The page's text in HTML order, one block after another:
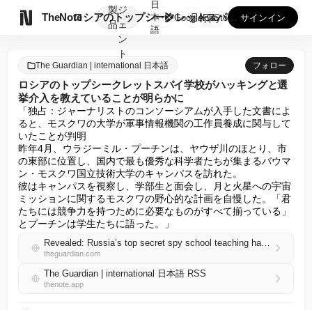
TheNote
製
品
ジ
ェ
ン
ト
ロシアのトップシークレットスパイ学校がハッキングと選挙介入を...
日
本
語
GooglePlay
AppStore サインイン
The Guardian | international 日本語 フォロー
ロシアのトップシークレットスパイ学校がハッキングと選
挙介入を教えていることが明らかに
「独占：ジャーナリストのコンソーシアムが入手した文書によ
ると、モスクワの大学が軍事情報機関の工作員養成に関与して
いたことが判明
昨年4月、ウラジーミル・プーチンは、ヤウザ川のほとり、市
の東部に位置し、国内で最も優秀な科学者たちが集まるバウマ
ン・モスクワ国立技術大学のキャンパスを訪れた。
彼はキャンパスを視察し、学部生と面会し、月と火星への宇宙
ミッションに関するモスクワの野心的な計画を自慢した。「君
たちには競争力を持つために必要なものがすべて揃っている」
とプーチンは学生たちに語った。」
Revealed: Russia’s top secret spy school teaching hacking and election meddling
theguardian.com
The Guardian | international 日本語 RSS
thenote.app